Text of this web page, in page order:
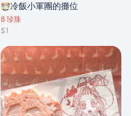
冷飯小軍團的攤位
8 珍珠
$1